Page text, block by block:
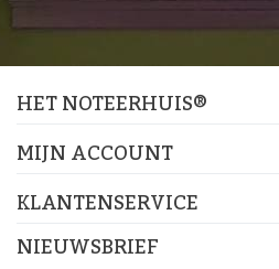
HET NOTEERHUIS®
MIJN ACCOUNT
KLANTENSERVICE
NIEUWSBRIEF